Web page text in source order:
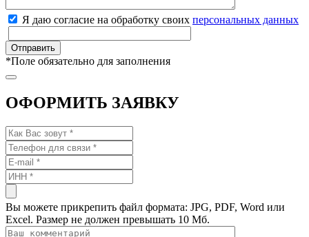
Я даю согласие на обработку своих персональных данных
*Поле обязательно для заполнения
ОФОРМИТЬ ЗАЯВКУ
Вы можете прикрепить файл формата: JPG, PDF, Word или
Excel. Размер не должен превышать 10 Мб.